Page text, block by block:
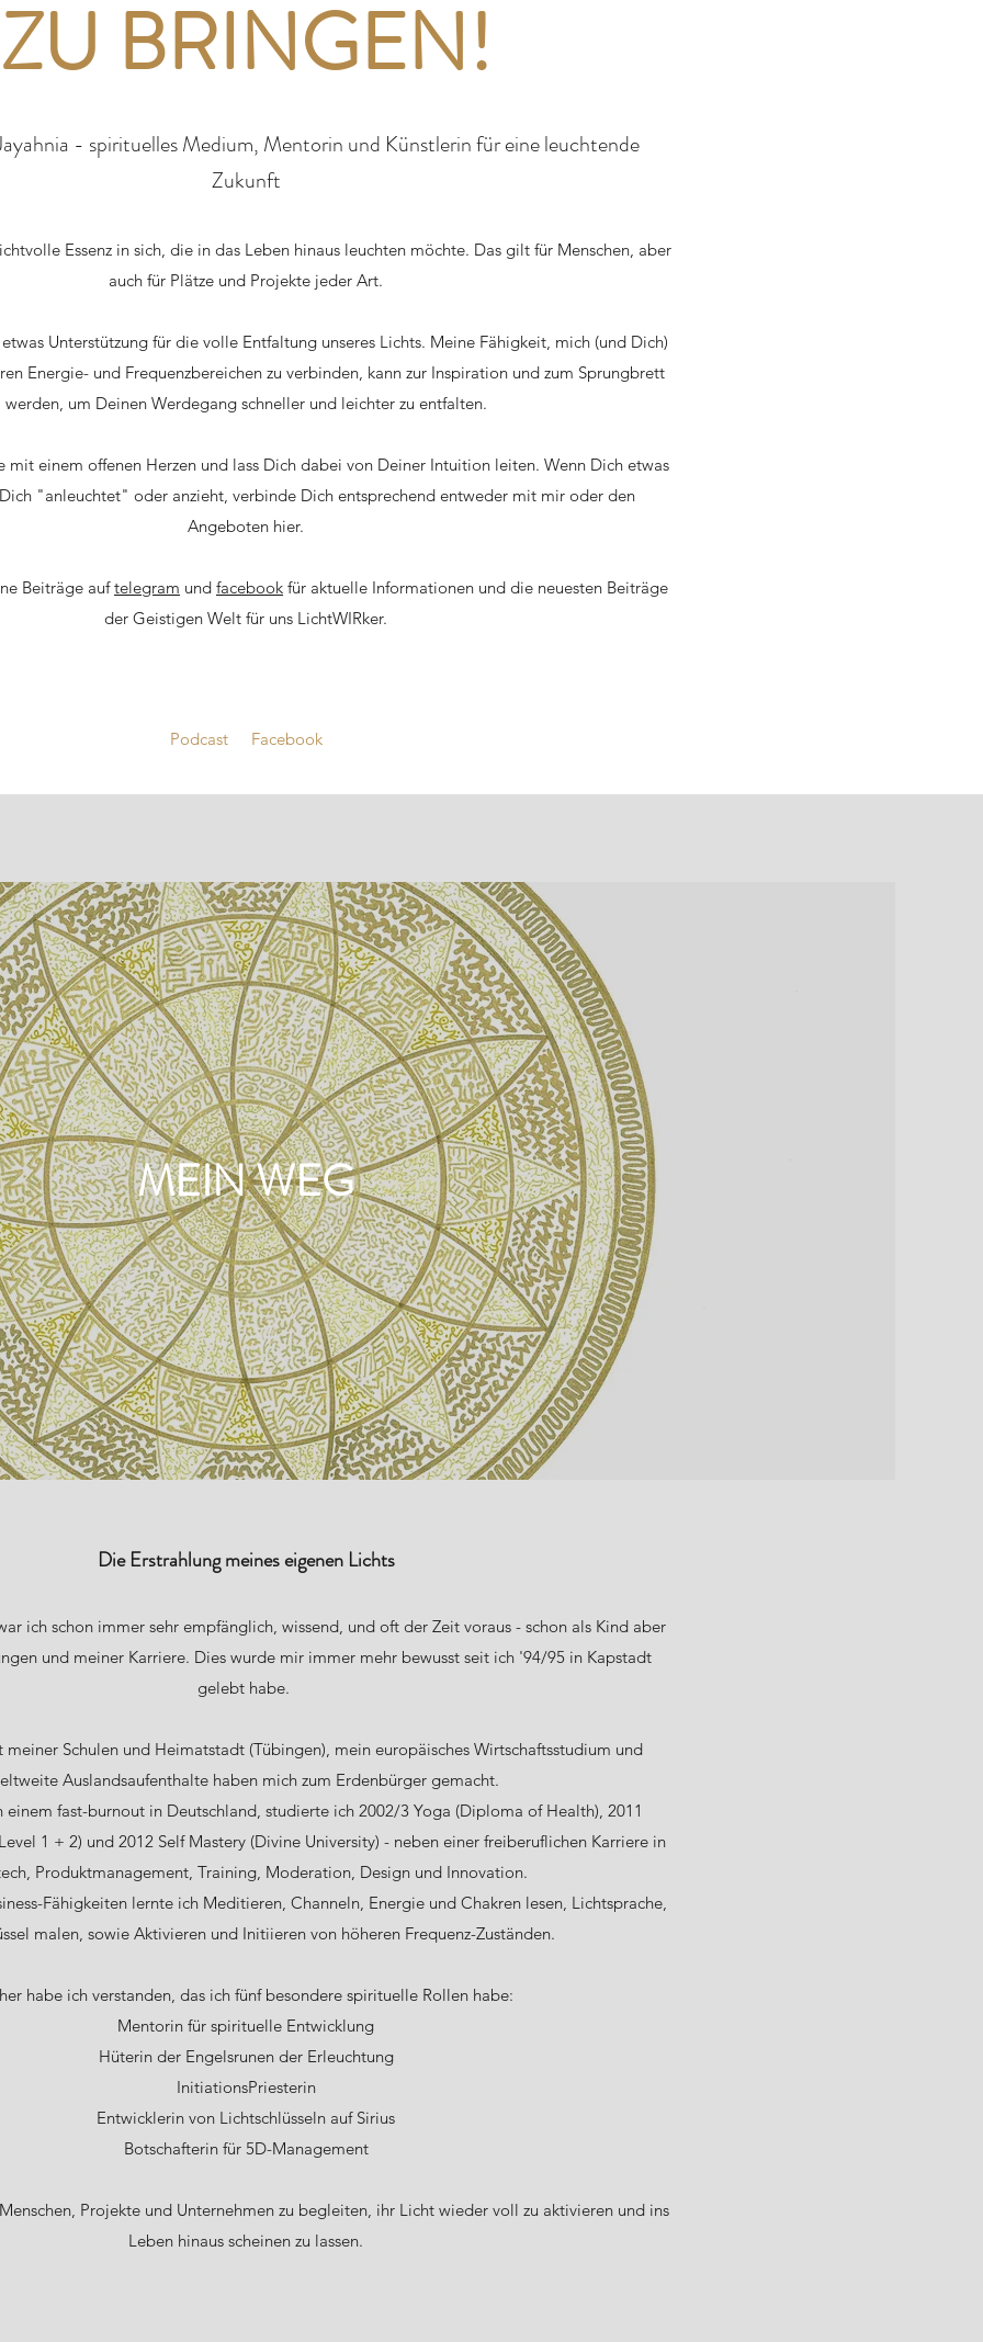
ZU BRINGEN!
- spirituelles Medium, Mentorin und Künstlerin für eine leuchtende
Zukunft
Essenz in sich, die in das Leben hinaus leuchten möchte. Das gilt für Menschen, aber
auch für Plätze und Projekte jeder Art.
Unterstützung für die volle Entfaltung unseres Lichts. Meine Fähigkeit, mich (und Dich)
Energie- und Frequenzbereichen zu verbinden, kann zur Inspiration und zum Sprungbrett
werden, um Deinen Werdegang schneller und leichter zu entfalten.
mit einem offenen Herzen und lass Dich dabei von Deiner Intuition leiten. Wenn Dich etwas
"anleuchtet" oder anzieht, verbinde Dich entsprechend entweder mit mir oder den
Angeboten hier.
Beiträge auftelegram und facebook für aktuelle Informationen und die neuesten Beiträge
der Geistigen Welt für uns LichtWIRker.
Podcast Facebook
MEIN WEG
Die Erstrahlung meines eigenen Lichts
ich schon immer sehr empfänglich, wissend, und oft der Zeit voraus - schon als Kind aber
und meiner Karriere. Dies wurde mir immer mehr bewusst seit ich '94/95 in Kapstadt
gelebt habe.
Schulen und Heimatstadt (Tübingen), mein europäisches Wirtschaftsstudium und
Auslandsaufenthalte haben mich zum Erdenbürger gemacht.
einem fast-burnout in Deutschland, studierte ich 2002/3 Yoga (Diploma of Health), 2011
1 + 2) und 2012 Self Mastery (Divine University) - neben einer freiberuflichen Karriere in
Produktmanagement, Training, Moderation, Design und Innovation.
Fähigkeiten lernte ich Meditieren, Channeln, Energie und Chakren lesen, Lichtsprache,
malen, sowie Aktivieren und Initiieren von höheren Frequenz-Zuständen.
habe ich verstanden, das ich fünf besondere spirituelle Rollen habe:
Mentorin für spirituelle Entwicklung
Hüterin der Engelsrunen der Erleuchtung
InitiationsPriesterin
Entwicklerin von Lichtschlüsseln auf Sirius
Botschafterin für 5D-Management
Projekte und Unternehmen zu begleiten, ihr Licht wieder voll zu aktivieren und ins
Leben hinaus scheinen zu lassen.